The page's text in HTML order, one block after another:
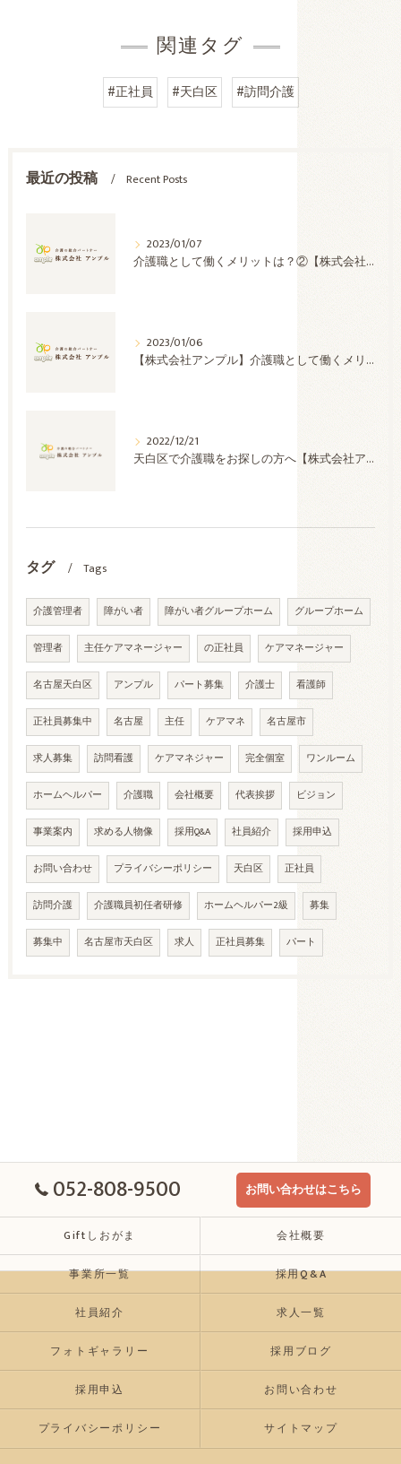
関連タグ
#正社員 #天白区 #訪問介護
最近の投稿 Recent Posts
2023/01/07
介護職として働くメリットは？②【株式会社アンプル】
2023/01/06
【株式会社アンプル】介護職として働くメリットは？①
2022/12/21
天白区で介護職をお探しの方へ【株式会社アンプル】
タグ Tags
介護管理者 障がい者 障がい者グループホーム グループホーム
管理者 主任ケアマネージャー の正社員 ケアマネージャー
名古屋天白区 アンプル パート募集 介護士 看護師
正社員募集中 名古屋 主任 ケアマネ 名古屋市
求人募集 訪問看護 ケアマネジャー 完全個室 ワンルーム
ホームヘルパー 介護職 会社概要 代表挨拶 ビジョン
事業案内 求める人物像 採用Q&A 社員紹介 採用申込
お問い合わせ プライバシーポリシー 天白区 正社員
訪問介護 介護職員初任者研修 ホームヘルパー2級 募集
募集中 名古屋市天白区 求人 正社員募集 パート
052-808-9500 お問い合わせはこちら
Giftしおがま 会社概要
事業所一覧 採用Q&A
社員紹介 求人一覧
フォトギャラリー 採用ブログ
採用申込 お問い合わせ
プライバシーポリシー サイトマップ